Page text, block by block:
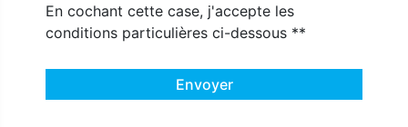
En cochant cette case, j'accepte les
conditions particulières ci-dessous **
Envoyer